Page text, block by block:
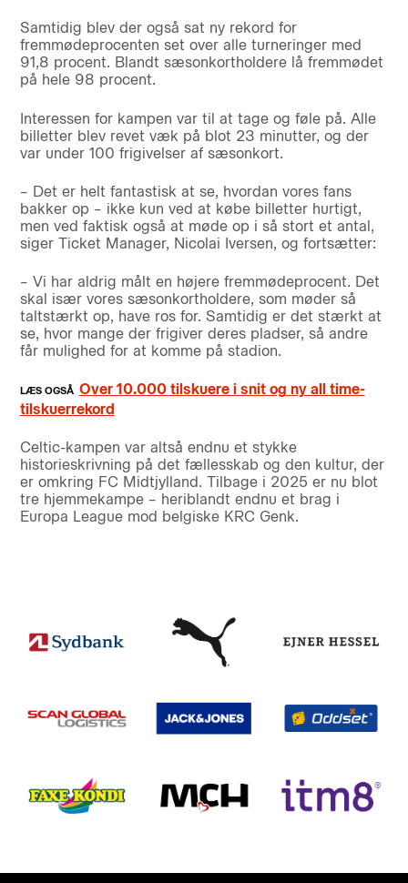
Samtidig blev der også sat ny rekord for
fremmødeprocenten set over alle turneringer med
91,8 procent. Blandt sæsonkortholdere lå fremmødet
på hele 98 procent.
Interessen for kampen var til at tage og føle på. Alle
billetter blev revet væk på blot 23 minutter, og der
var under 100 frigivelser af sæsonkort.
– Det er helt fantastisk at se, hvordan vores fans
bakker op – ikke kun ved at købe billetter hurtigt,
men ved faktisk også at møde op i så stort et antal,
siger Ticket Manager, Nicolai Iversen, og fortsætter:
– Vi har aldrig målt en højere fremmødeprocent. Det
skal især vores sæsonkortholdere, som møder så
taltstærkt op, have ros for. Samtidig er det stærkt at
se, hvor mange der frigiver deres pladser, så andre
får mulighed for at komme på stadion.
Over 10.000 tilskuere i snit og ny all time-
tilskuerrekord
Celtic-kampen var altså endnu et stykke
historieskrivning på det fællesskab og den kultur, der
er omkring FC Midtjylland. Tilbage i 2025 er nu blot
tre hjemmekampe – heriblandt endnu et brag i
Europa League mod belgiske KRC Genk.